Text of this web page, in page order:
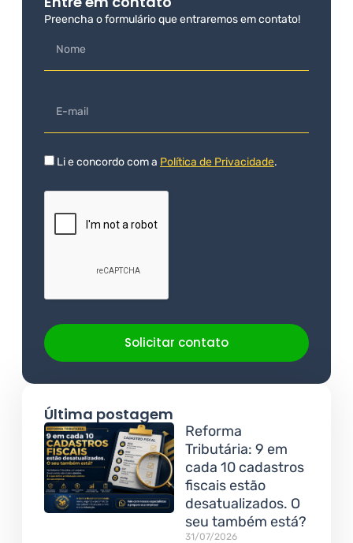
Preencha o formulário que entraremos em contato!
Li e concordo com a Política de Privacidade.
Solicitar contato
Última postagem
Reforma
Tributária: 9 em
cada 10 cadastros
fiscais estão
desatualizados. O
seu também está?
31/07/2026